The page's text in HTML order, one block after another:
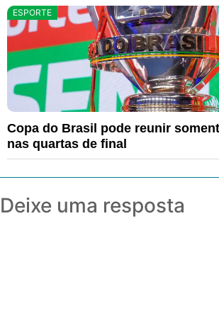
ESPORTE
Copa do Brasil pode reunir
nas quartas de final
Deixe uma resposta